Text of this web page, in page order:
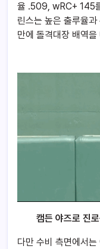
율 .509, wRC+ 145
린스는 높은 출루율
만에 돌격대장 배역
캠든 야즈로 진
다만 수비 측면에서